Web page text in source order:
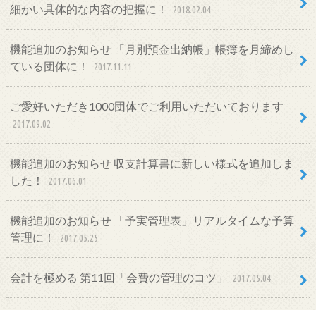
細かい具体的な内容の把握に！
2018.02.04
機能追加のお知らせ 「月別預金出納帳」帳簿を月締めし
ている団体に！
2017.11.11
ご愛好いただき1000団体でご利用いただいております
2017.09.02
機能追加のお知らせ 収支計算書に新しい様式を追加しま
した！
2017.06.01
機能追加のお知らせ 「予実管理表」リアルタイムな予算
管理に！
2017.05.25
会計を極める 第11回「会費の管理のコツ」 2017.05.04